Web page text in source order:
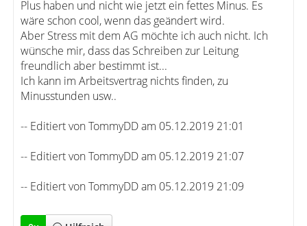
Plus haben und nicht wie jetzt ein fettes Minus. Es
wäre schon cool, wenn das geändert wird.
Aber Stress mit dem AG möchte ich auch nicht. Ich
wünsche mir, dass das Schreiben zur Leitung
freundlich aber bestimmt ist...
Ich kann im Arbeitsvertrag nichts finden, zu
Minusstunden usw..
-- Editiert von TommyDD am 05.12.2019 21:01
-- Editiert von TommyDD am 05.12.2019 21:07
-- Editiert von TommyDD am 05.12.2019 21:09